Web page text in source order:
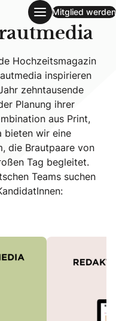
Mitglied werden
Hochzeitsmagazin
inspirieren
zehntausende
Planung ihrer
aus Print,
bieten wir eine
die Brautpaare von
Tag begleitet.
Teams suchen